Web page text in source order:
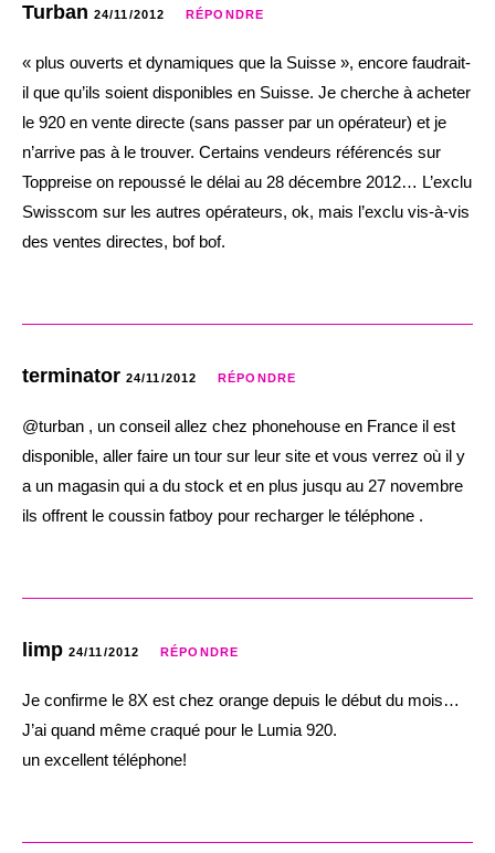
Turban 24/11/2012 RÉPONDRE
« plus ouverts et dynamiques que la Suisse », encore faudrait-
il que qu’ils soient disponibles en Suisse. Je cherche à acheter
le 920 en vente directe (sans passer par un opérateur) et je
n’arrive pas à le trouver. Certains vendeurs référencés sur
Toppreise on repoussé le délai au 28 décembre 2012… L’exclu
Swisscom sur les autres opérateurs, ok, mais l’exclu vis-à-vis
des ventes directes, bof bof.
terminator 24/11/2012 RÉPONDRE
@turban , un conseil allez chez phonehouse en France il est
disponible, aller faire un tour sur leur site et vous verrez où il y
a un magasin qui a du stock et en plus jusqu au 27 novembre
ils offrent le coussin fatboy pour recharger le téléphone .
limp 24/11/2012 RÉPONDRE
Je confirme le 8X est chez orange depuis le début du mois…
J’ai quand même craqué pour le Lumia 920.
un excellent téléphone!